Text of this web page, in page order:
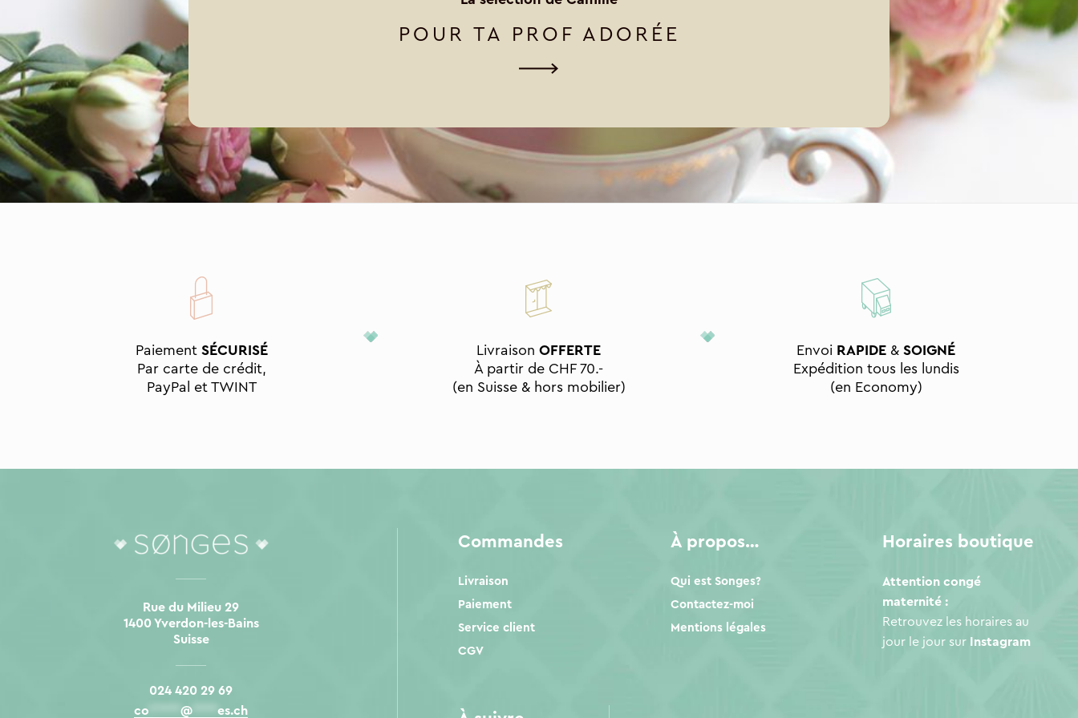
POUR TA PROF ADORÉE
PaiementSÉCURISÉ
Par carte de crédit,
PayPal et TWINT
LivraisonOFFERTE
À partir de CHF 70.-
(en Suisse & hors mobilier)
Envoi RAPIDE &SOIGNÉ
Expédition tous les lundis
(en Economy)
Rue du Milieu 29
1400 Yverdon-les-Bains
Suisse
024 420 29 69
co *****@ ****es.ch
Commandes
Livraison
Paiement
Service client
CGV
À propos…
Qui est Songes?
Contactez-moi
Mentions légales
Horaires boutique
Attention congé
maternité :
Retrouvez les horaires au
jour le jour sur
Instagram